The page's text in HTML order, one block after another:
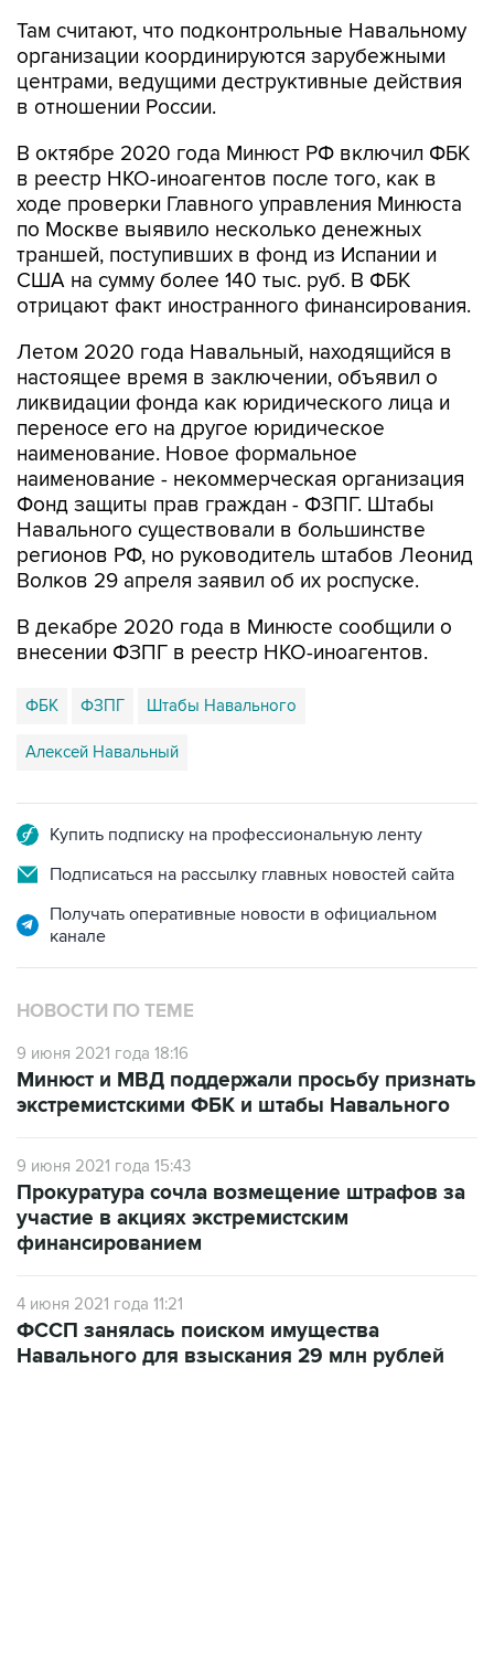
Там считают, что подконтрольные Навальному
организации координируются зарубежными
центрами, ведущими деструктивные действия
в отношении России.
В октябре 2020 года Минюст РФ включил ФБК
в реестр НКО-иноагентов после того, как в
ходе проверки Главного управления Минюста
по Москве выявило несколько денежных
траншей, поступивших в фонд из Испании и
США на сумму более 140 тыс. руб. В ФБК
отрицают факт иностранного финансирования.
Летом 2020 года Навальный, находящийся в
настоящее время в заключении, объявил о
ликвидации фонда как юридического лица и
переносе его на другое юридическое
наименование. Новое формальное
наименование - некоммерческая организация
Фонд защиты прав граждан - ФЗПГ. Штабы
Навального существовали в большинстве
регионов РФ, но руководитель штабов Леонид
Волков 29 апреля заявил об их роспуске.
В декабре 2020 года в Минюсте сообщили о
внесении ФЗПГ в реестр НКО-иноагентов.
ФБК ФЗПГ Штабы Навального
Алексей Навальный
Купить подписку на профессиональную ленту
Подписаться на рассылку главных новостей сайта
Получать оперативные новости в официальном
канале
НОВОСТИ ПО ТЕМЕ
9 июня 2021 года 18:16
Минюст и МВД поддержали просьбу признать
экстремистскими ФБК и штабы Навального
9 июня 2021 года 15:43
Прокуратура сочла возмещение штрафов за
участие в акциях экстремистским
финансированием
4 июня 2021 года 11:21
ФССП занялась поиском имущества
Навального для взыскания 29 млн рублей